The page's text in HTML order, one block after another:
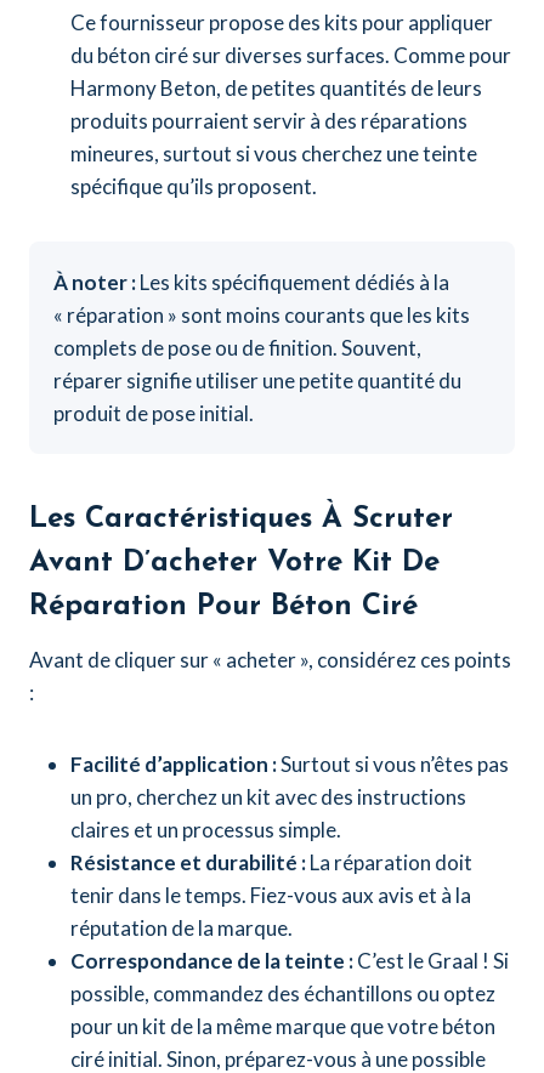
Ce fournisseur propose des kits pour appliquer
du béton ciré sur diverses surfaces. Comme pour
Harmony Beton, de petites quantités de leurs
produits pourraient servir à des réparations
mineures, surtout si vous cherchez une teinte
spécifique qu’ils proposent.
À noter :Les kits spécifiquement dédiés à la
« réparation » sont moins courants que les kits
complets de pose ou de finition. Souvent,
réparer signifie utiliser une petite quantité du
produit de pose initial.
Les Caractéristiques À Scruter
Avant D’acheter Votre Kit De
Réparation Pour Béton Ciré
Avant de cliquer sur « acheter », considérez ces points
:
Facilité d’application :Surtout si vous n’êtes pas
un pro, cherchez un kit avec des instructions
claires et un processus simple.
Résistance et durabilité :La réparation doit
tenir dans le temps. Fiez-vous aux avis et à la
réputation de la marque.
Correspondance de la teinte :C’est le Graal ! Si
possible, commandez des échantillons ou optez
pour un kit de la même marque que votre béton
ciré initial. Sinon, préparez-vous à une possible